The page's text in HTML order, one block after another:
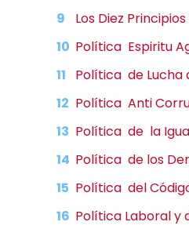
Los Diez
Política Espiritu
Política de Lucha
Política Anti
Política de la
Política de los
Política del
Política Laboral y